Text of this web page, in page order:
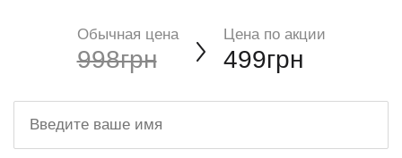
Обычная цена
998грн
Цена по акции
499грн